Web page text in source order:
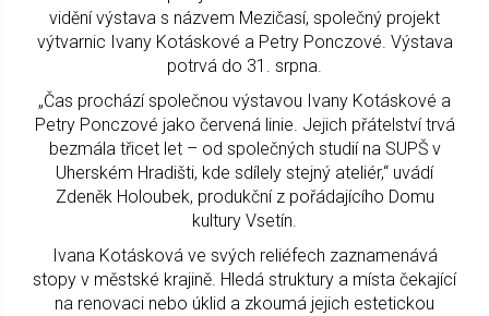
vidění výstava s názvem Mezičasí, společný projekt
výtvarnic Ivany Kotáskové a Petry Ponczové. Výstava
potrvá do 31. srpna.
„Čas prochází společnou výstavou Ivany Kotáskové a
Petry Ponczové jako červená linie. Jejich přátelství trvá
bezmála třicet let – od společných studií na SUPŠ v
Uherském Hradišti, kde sdílely stejný ateliér,“ uvádí
Zdeněk Holoubek, produkční z pořádajícího Domu
kultury Vsetín.
Ivana Kotásková ve svých reliéfech zaznamenává
stopy v městské krajině. Hledá struktury a místa čekající
na renovaci nebo úklid a zkoumá jejich estetickou